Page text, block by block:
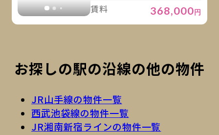
賃料 368,000円
お探しの駅の沿線の他の物件
JR山手線の物件一覧
西武池袋線の物件一覧
JR湘南新宿ラインの物件一覧